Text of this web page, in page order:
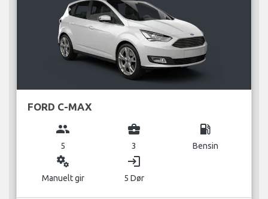
FORD C-MAX
group
5
business_center
3
local_gas_station
Bensin
miscellaneous_services
Manuelt gir
login
5 Dør